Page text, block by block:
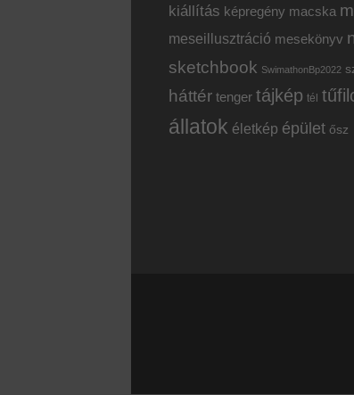
kiállítás képregény macska
meseillusztráció mesekönyv
sketchbook SwimathonBp2022
háttér tenger tájkép tél
állatok életkép épület ősz